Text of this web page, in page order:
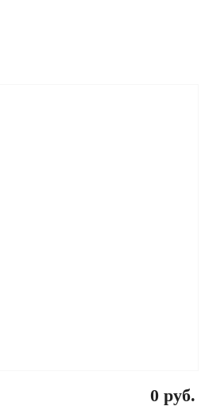
0 руб.